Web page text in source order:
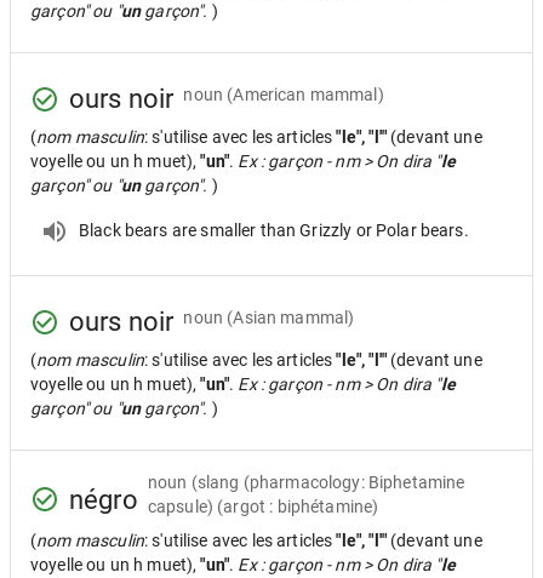
garçon" ou "ungarçon". )
ours noir noun (American mammal)
(nom masculin: s'utilise avec les articles"le", "l'" (devant une
voyelle ou un h muet),"un". Ex : garçon - nm > On dira "le
garçon" ou "ungarçon". )
Black bears are smaller than Grizzly or Polar bears.
ours noir noun (Asian mammal)
(nom masculin: s'utilise avec les articles"le", "l'" (devant une
voyelle ou un h muet),"un". Ex : garçon - nm > On dira "le
garçon" ou "ungarçon". )
négro
noun (slang (pharmacology: Biphetamine
capsule) (argot : biphétamine)
(nom masculin: s'utilise avec les articles"le", "l'" (devant une
voyelle ou un h muet),"un". Ex : garçon - nm > On dira "le